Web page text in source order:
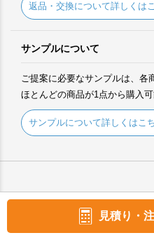
見積り・
返品・交換について詳しくは
サンプルについて
ご提案に必要なサンプルは、各
ほとんどの商品が1点から購入可
サンプルについて詳しくはこ